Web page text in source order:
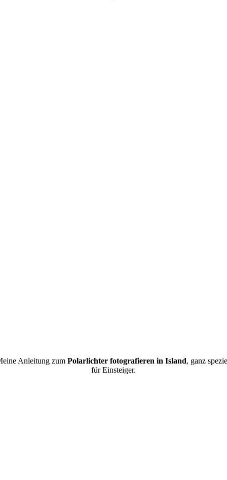
Anleitung zum Polarlichter fotografieren in Island, ganz
für Einsteiger.